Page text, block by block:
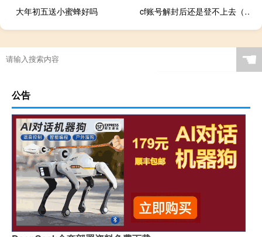
大年初五送小蜜蜂好吗 cf账号解封后还是登不上去（cf账号解封）
☚
公告